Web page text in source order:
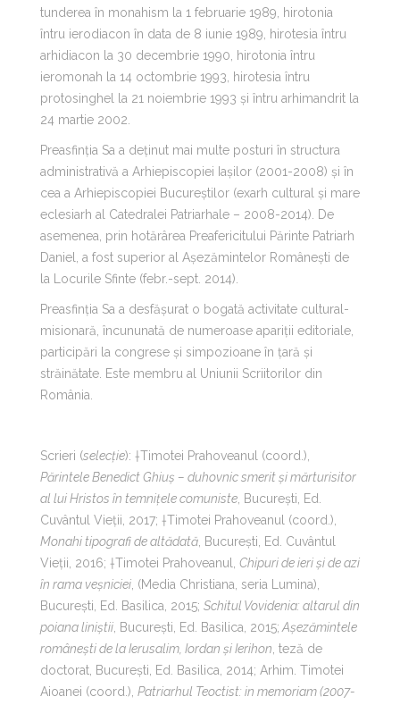
tunderea în monahism la 1 februarie 1989, hirotonia
întru ierodiacon în data de 8 iunie 1989, hirotesia întru
arhidiacon la 30 decembrie 1990, hirotonia întru
ieromonah la 14 octombrie 1993, hirotesia întru
protosinghel la 21 noiembrie 1993 și întru arhimandrit la
24 martie 2002.
Preasfinția Sa a deținut mai multe posturi în structura
administrativă a Arhiepiscopiei Iașilor (2001-2008) și în
cea a Arhiepiscopiei Bucureștilor (exarh cultural și mare
eclesiarh al Catedralei Patriarhale – 2008-2014). De
asemenea, prin hotărârea Preafericitului Părinte Patriarh
Daniel, a fost superior al Așezămintelor Românești de
la Locurile Sfinte (febr.-sept. 2014).
Preasfinția Sa a desfășurat o bogată activitate cultural-
misionară, încununată de numeroase apariții editoriale,
participări la congrese și simpozioane în țară și
străinătate. Este membru al Uniunii Scriitorilor din
România.
Scrieri (selecție): †Timotei Prahoveanul (coord.),
Părintele Benedict Ghiuș – duhovnic smerit și mărturisitor
al lui Hristos în temnițele comuniste, București, Ed.
Cuvântul Vieții, 2017; †Timotei Prahoveanul (coord.),
Monahi tipografi de altădată, București, Ed. Cuvântul
Vieții, 2016; †Timotei Prahoveanul, Chipuri de ieri și de azi
în rama veșniciei, (Media Christiana, seria Lumina),
București, Ed. Basilica, 2015; Schitul Vovidenia: altarul din
poiana liniștii, București, Ed. Basilica, 2015;Așezămintele
românești de la Ierusalim, Iordan și Ierihon, teză de
doctorat, București, Ed. Basilica, 2014; Arhim. Timotei
Aioanei (coord.), Patriarhul Teoctist: in memoriam (2007-